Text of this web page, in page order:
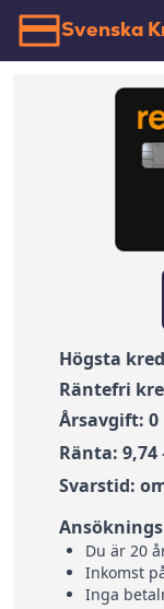
Svenska
Högsta
Räntefri
Årsavgift: 0
Ränta: 9,74
Svarstid:
Du är 20
Inkomst
Inga